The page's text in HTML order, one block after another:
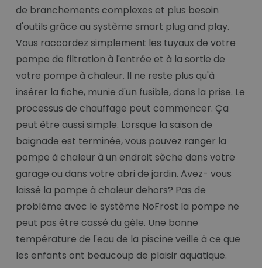
de branchements complexes et plus besoin
d'outils grâce au système smart plug and play.
Vous raccordez simplement les tuyaux de votre
pompe de filtration à l'entrée et à la sortie de
votre pompe à chaleur. Il ne reste plus qu'à
insérer la fiche, munie d'un fusible, dans la prise. Le
processus de chauffage peut commencer. Ça
peut être aussi simple. Lorsque la saison de
baignade est terminée, vous pouvez ranger la
pompe à chaleur à un endroit sèche dans votre
garage ou dans votre abri de jardin. Avez- vous
laissé la pompe à chaleur dehors? Pas de
problème avec le système NoFrost la pompe ne
peut pas être cassé du gèle. Une bonne
température de l'eau de la piscine veille à ce que
les enfants ont beaucoup de plaisir aquatique.